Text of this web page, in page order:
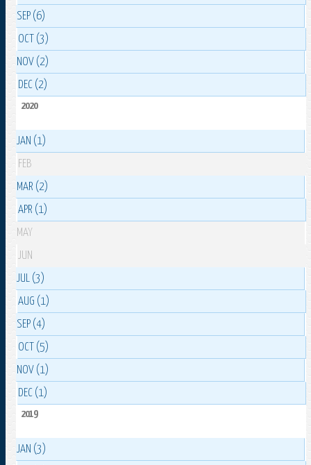
SEP (6)
OCT (3)
NOV (2)
DEC (2)
2020
JAN (1)
FEB
MAR (2)
APR (1)
MAY
JUN
JUL (3)
AUG (1)
SEP (4)
OCT (5)
NOV (1)
DEC (1)
2019
JAN (3)